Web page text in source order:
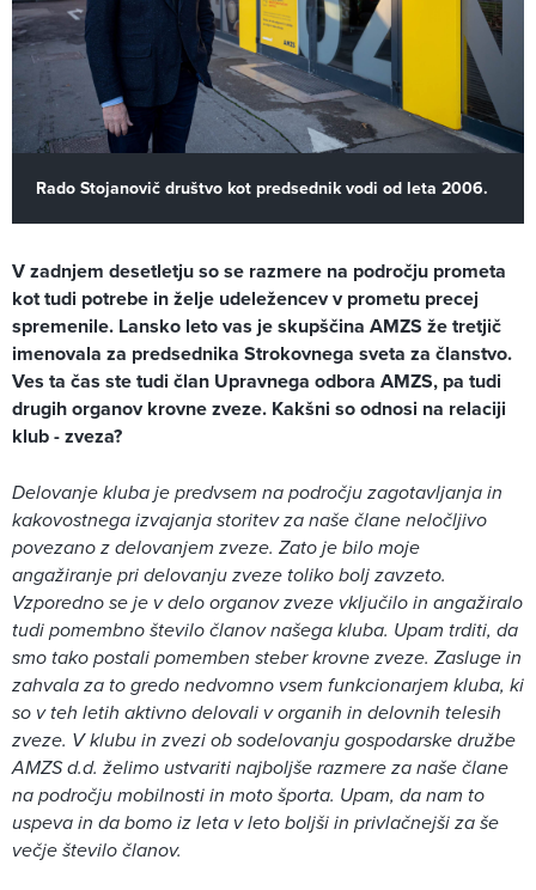
Rado Stojanovič društvo kot predsednik vodi od leta 2006.
V zadnjem desetletju so se razmere na področju prometa
kot tudi potrebe in želje udeležencev v prometu precej
spremenile. Lansko leto vas je skupščina AMZS že tretjič
imenovala za predsednika Strokovnega sveta za članstvo.
Ves ta čas ste tudi član Upravnega odbora AMZS, pa tudi
drugih organov krovne zveze. Kakšni so odnosi na relaciji
klub - zveza?
Delovanje kluba je predvsem na področju zagotavljanja in
kakovostnega izvajanja storitev za naše člane neločljivo
povezano z delovanjem zveze. Zato je bilo moje
angažiranje pri delovanju zveze toliko bolj zavzeto.
Vzporedno se je v delo organov zveze vključilo in angažiralo
tudi pomembno število članov našega kluba. Upam trditi, da
smo tako postali pomemben steber krovne zveze. Zasluge in
zahvala za to gredo nedvomno vsem funkcionarjem kluba, ki
so v teh letih aktivno delovali v organih in delovnih telesih
zveze. V klubu in zvezi ob sodelovanju gospodarske družbe
AMZS d.d. želimo ustvariti najboljše razmere za naše člane
na področju mobilnosti in moto športa. Upam, da nam to
uspeva in da bomo iz leta v leto boljši in privlačnejši za še
večje število članov.